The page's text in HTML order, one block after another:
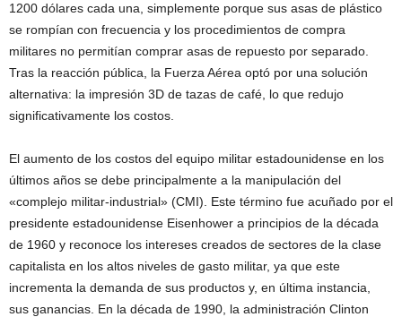
1200 dólares cada una, simplemente porque sus asas de plástico
se rompían con frecuencia y los procedimientos de compra
militares no permitían comprar asas de repuesto por separado.
Tras la reacción pública, la Fuerza Aérea optó por una solución
alternativa: la impresión 3D de tazas de café, lo que redujo
significativamente los costos.
El aumento de los costos del equipo militar estadounidense en los
últimos años se debe principalmente a la manipulación del
«complejo militar-industrial» (CMI). Este término fue acuñado por el
presidente estadounidense Eisenhower a principios de la década
de 1960 y reconoce los intereses creados de sectores de la clase
capitalista en los altos niveles de gasto militar, ya que este
incrementa la demanda de sus productos y, en última instancia,
sus ganancias. En la década de 1990, la administración Clinton